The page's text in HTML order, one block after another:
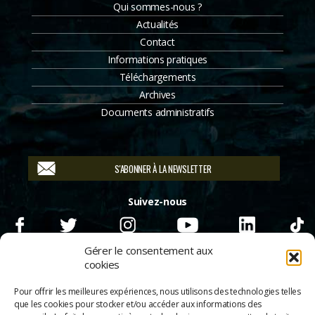
Gérer le consentement aux
cookies
Pour offrir les meilleures expériences, nous utilisons des technologies telles
que les cookies pour stocker et/ou accéder aux informations des
Qui sommes-nous ?
Actualités
Contact
Informations pratiques
Téléchargements
Archives
Documents administratifs
S'ABONNER À LA NEWSLETTER
Suivez-nous